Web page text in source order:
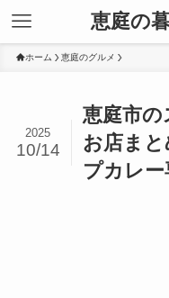
恵庭の
ホーム 恵庭のグルメ
恵庭市の
お店ま
プカレ
2025
10/14